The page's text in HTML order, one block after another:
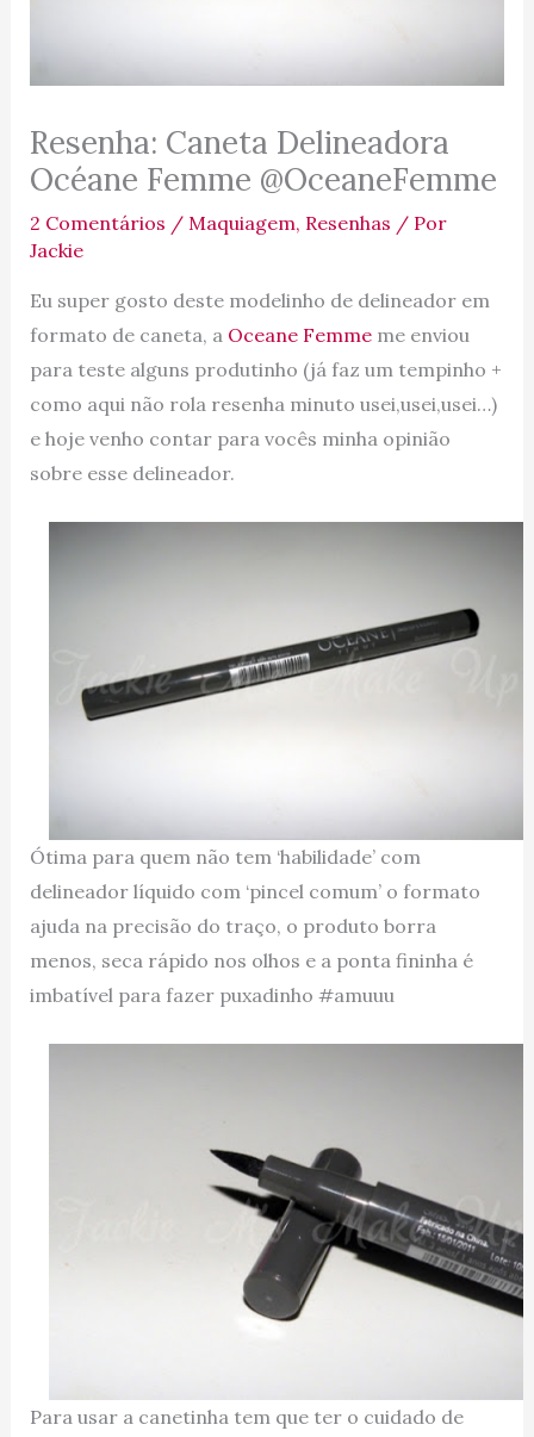
Resenha: Caneta Delineadora
Océane Femme @OceaneFemme
2 Comentários / Maquiagem, Resenhas / Por
Jackie
Eu super gosto deste modelinho de delineador em
formato de caneta, a Oceane Femmeme enviou
para teste alguns produtinho (já faz um tempinho +
como aqui não rola resenha minuto usei,usei,usei…)
e hoje venho contar para vocês minha opinião
sobre esse delineador.
Ótima para quem não tem ‘habilidade’ com
delineador líquido com ‘pincel comum’ o formato
ajuda na precisão do traço, o produto borra
menos, seca rápido nos olhos e a ponta fininha é
imbatível para fazer puxadinho #amuuu
Para usar a canetinha tem que ter o cuidado de